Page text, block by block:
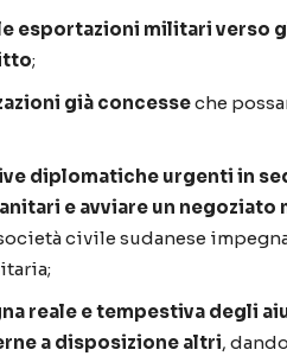
esportazioni militari verso
;
già concesseche
diplomatiche urgenti in
e avviare un
civile sudanese
reale e tempestiva degli
a disposizione altri,